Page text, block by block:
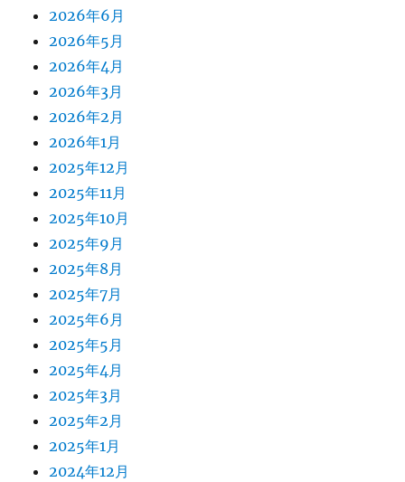
2026年6月
2026年5月
2026年4月
2026年3月
2026年2月
2026年1月
2025年12月
2025年11月
2025年10月
2025年9月
2025年8月
2025年7月
2025年6月
2025年5月
2025年4月
2025年3月
2025年2月
2025年1月
2024年12月